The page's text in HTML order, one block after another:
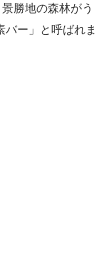
勝地の森林がう
バー」と呼ばれま